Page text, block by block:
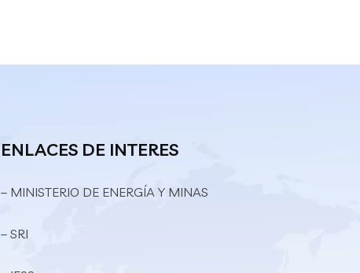
ENLACES DE INTERES
– MINISTERIO DE ENERGÍA Y MINAS
– SRI